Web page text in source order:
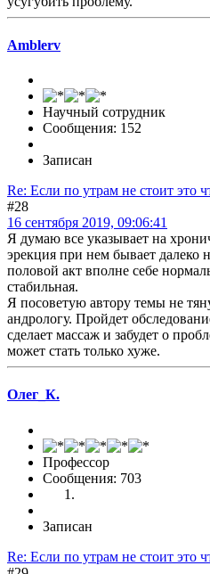
Amblerv
Научный сотрудник
Сообщения: 152
Записан
Re: Если по утрам не стоит это
#28
16 сентября 2019, 09:06:41
Я думаю все указывает на
эрекция при нем бывает далеко
половой акт вполне себе
стабильная.
Я посоветую автору темы не
андрологу. Пройдет
сделает массаж и забудет о
может стать только хуже.
Олег_К.
Профессор
Сообщения: 703
Записан
Re: Если по утрам не стоит это